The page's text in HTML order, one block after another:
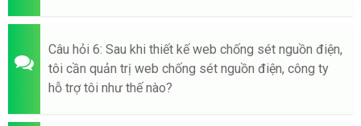
Câu hỏi 6: Sau khi thiết kế web chống sét nguồn điện,
tôi cần quản trị web chống sét nguồn điện, công ty
hỗ trợ tôi như thế nào?